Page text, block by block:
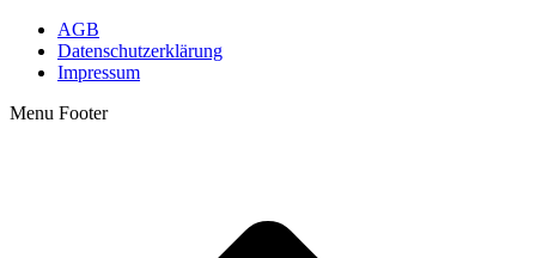
AGB
Datenschutzerklärung
Impressum
Menu Footer